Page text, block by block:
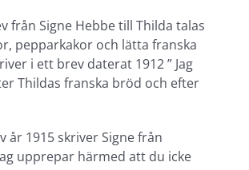
från Signe Hebbe till Thilda talas
pepparkakor och lätta franska
i ett brev daterat 1912 ” Jag
Thildas franska bröd och efter
år 1915 skriver Signe från
upprepar härmed att du icke